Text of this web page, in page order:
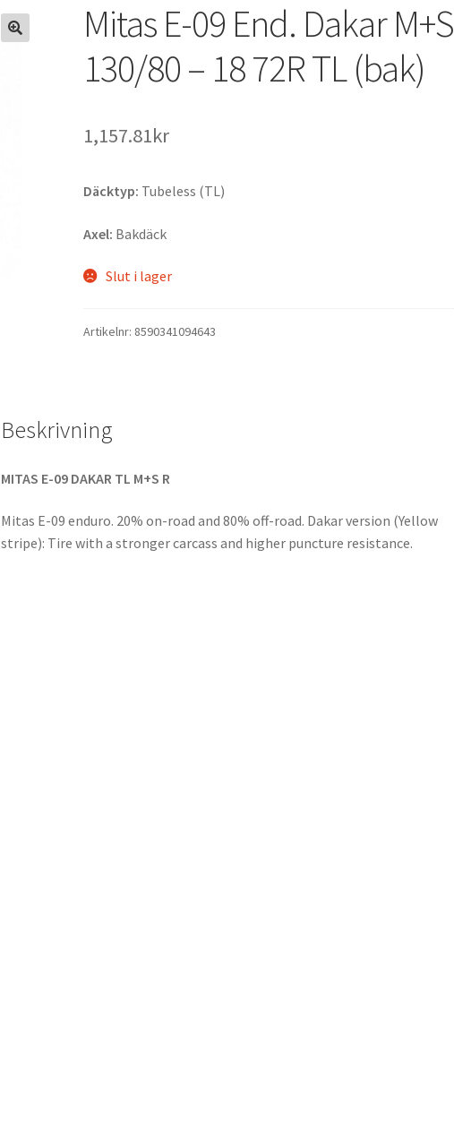
Mitas E-09 End. Dakar M+S
130/80 – 18 72R TL (bak)
1,157.81kr
Däcktyp: Tubeless (TL)
Axel: Bakdäck
Slut i lager
Artikelnr: 8590341094643
Beskrivning
MITAS E-09 DAKAR TL M+S R
Mitas E-09 enduro. 20% on-road and 80% off-road. Dakar version (Yellow
stripe): Tire with a stronger carcass and higher puncture resistance.